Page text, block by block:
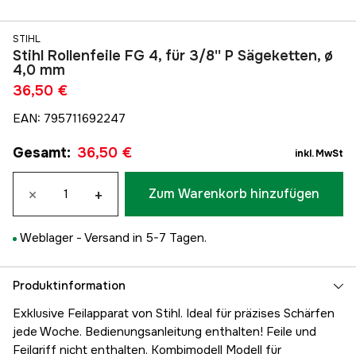
STIHL
Stihl Rollenfeile FG 4, für 3/8'' P Sägeketten, ø
4,0 mm
36,50 €
EAN: 795711692247
Gesamt: 36,50 € inkl. MwSt
× + Zum Warenkorb hinzufügen
Weblager - Versand in 5-7 Tagen.
Produktinformation
Exklusive Feilapparat von Stihl. Ideal für präzises Schärfen
jede Woche. Bedienungsanleitung enthalten! Feile und
Feilgriff nicht enthalten. Kombimodell Modell für